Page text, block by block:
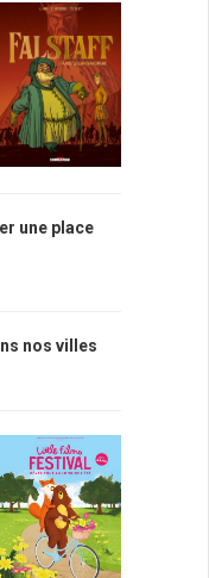
une place
nos villes